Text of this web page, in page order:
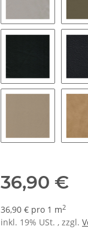
7000 - hellgrau
7150 -
36,90 €
36,90 € pro 1 m2
inkl. 19% USt. , zzgl.